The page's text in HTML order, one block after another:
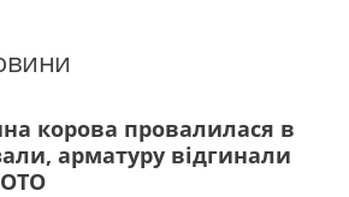
корова провалилася в
арматуру відгинали